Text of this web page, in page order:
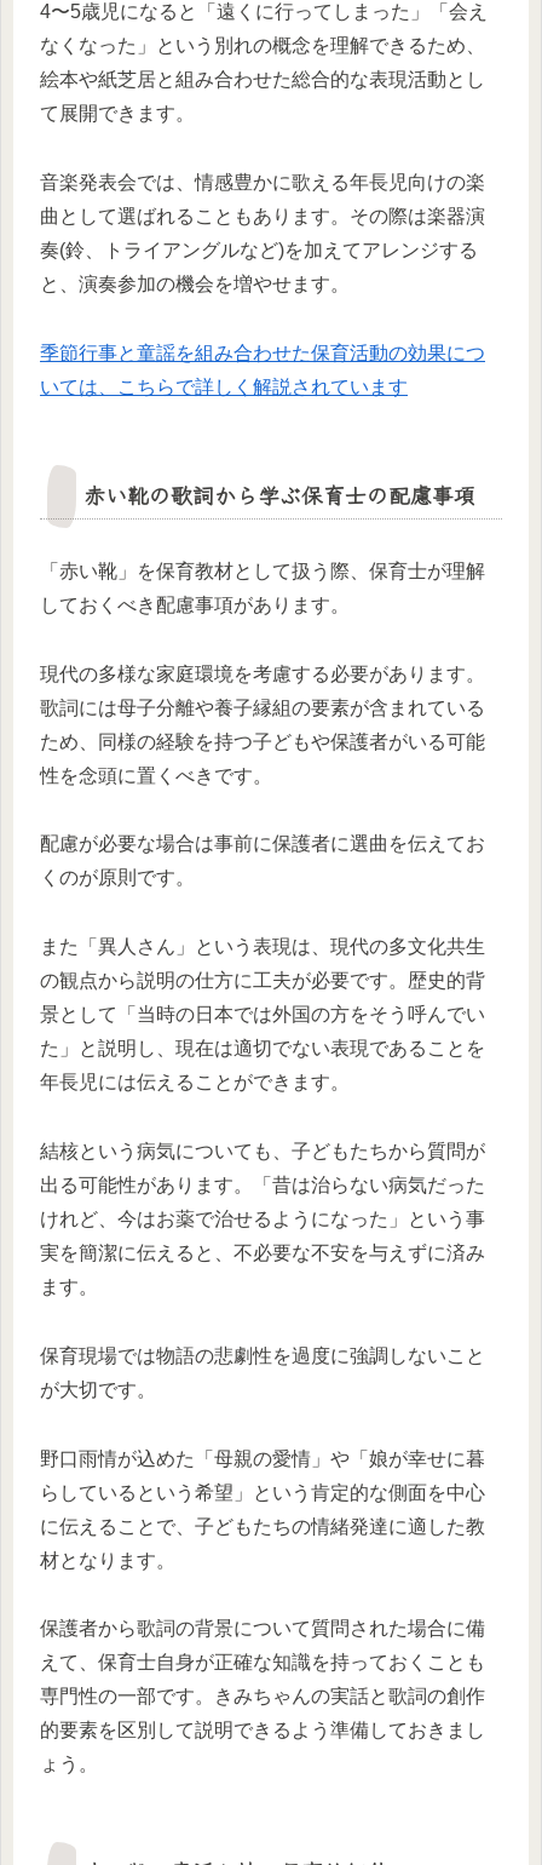
4〜5歳児になると「遠くに行ってしまった」「会え
なくなった」という別れの概念を理解できるため、
絵本や紙芝居と組み合わせた総合的な表現活動とし
て展開できます。
音楽発表会では、情感豊かに歌える年長児向けの楽
曲として選ばれることもあります。その際は楽器演
奏(鈴、トライアングルなど)を加えてアレンジする
と、演奏参加の機会を増やせます。
季節行事と童謡を組み合わせた保育活動の効果につ
いては、こちらで詳しく解説されています
赤い靴の歌詞から学ぶ保育士の配慮事項
「赤い靴」を保育教材として扱う際、保育士が理解
しておくべき配慮事項があります。
現代の多様な家庭環境を考慮する必要があります。
歌詞には母子分離や養子縁組の要素が含まれている
ため、同様の経験を持つ子どもや保護者がいる可能
性を念頭に置くべきです。
配慮が必要な場合は事前に保護者に選曲を伝えてお
くのが原則です。
また「異人さん」という表現は、現代の多文化共生
の観点から説明の仕方に工夫が必要です。歴史的背
景として「当時の日本では外国の方をそう呼んでい
た」と説明し、現在は適切でない表現であることを
年長児には伝えることができます。
結核という病気についても、子どもたちから質問が
出る可能性があります。「昔は治らない病気だった
けれど、今はお薬で治せるようになった」という事
実を簡潔に伝えると、不必要な不安を与えずに済み
ます。
保育現場では物語の悲劇性を過度に強調しないこと
が大切です。
野口雨情が込めた「母親の愛情」や「娘が幸せに暮
らしているという希望」という肯定的な側面を中心
に伝えることで、子どもたちの情緒発達に適した教
材となります。
保護者から歌詞の背景について質問された場合に備
えて、保育士自身が正確な知識を持っておくことも
専門性の一部です。きみちゃんの実話と歌詞の創作
的要素を区別して説明できるよう準備しておきまし
ょう。